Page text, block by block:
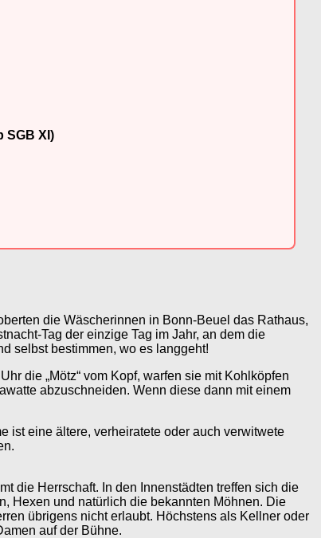
SGB XI)
die Wäscherinnen in Bonn-Beuel das Rathaus,
Tag der einzige Tag im Jahr, an dem die
selbst bestimmen, wo es langgeht!
die „Mötz“ vom Kopf, warfen sie mit Kohlköpfen
abzuschneiden. Wenn diese dann mit einem
ist eine ältere, verheiratete oder auch verwitwete
die Herrschaft. In den Innenstädten treffen sich die
Hexen und natürlich die bekannten Möhnen. Die
übrigens nicht erlaubt. Höchstens als Kellner oder
auf der Bühne.